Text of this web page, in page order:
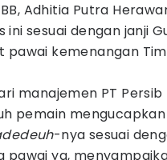
Adhitia Putra
sesuai dengan janji
pawai kemenangan
manajemen PT
pemain
-nya sesuai
pawai ya,